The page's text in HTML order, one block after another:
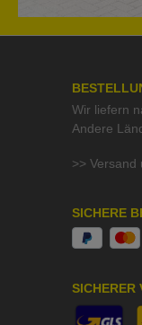
Wir liefern
Andere
>> Versand
SICHERE
SICHERER